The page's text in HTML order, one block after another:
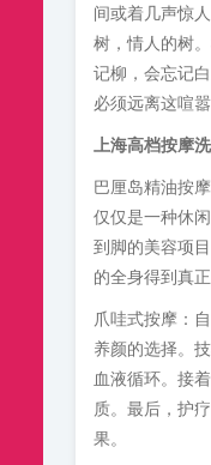
间或着几声惊
树，情人的树
记柳，会忘记
必须远离这喧
上海高档按摩
巴厘岛精油按
仅仅是一种休
到脚的美容项
的全身得到真
爪哇式按摩：
养颜的选择。
血液循环。接
质。最后，护
果。